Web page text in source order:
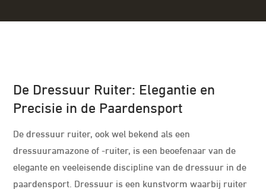
De Dressuur Ruiter: Elegantie en
Precisie in de Paardensport
De dressuur ruiter, ook wel bekend als een
dressuuramazone of -ruiter, is een beoefenaar van de
elegante en veeleisende discipline van de dressuur in de
paardensport. Dressuur is een kunstvorm waarbij ruiter